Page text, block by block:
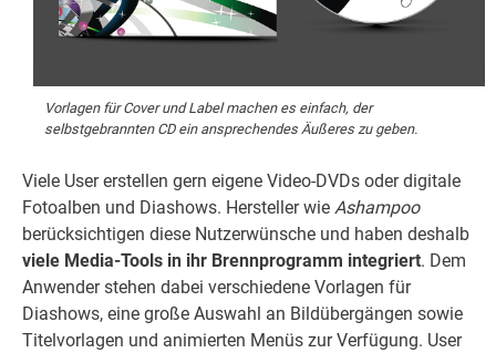
Vorlagen für Cover und Label machen es einfach, der
selbstgebrannten CD ein ansprechendes Äußeres zu geben.
Viele User erstellen gern eigene Video-DVDs oder digitale
Fotoalben und Diashows. Hersteller wie Ashampoo
berücksichtigen diese Nutzerwünsche und haben deshalb
viele Media-Tools in ihr Brennprogramm integriert. Dem
Anwender stehen dabei verschiedene Vorlagen für
Diashows, eine große Auswahl an Bildübergängen sowie
Titelvorlagen und animierten Menüs zur Verfügung. User